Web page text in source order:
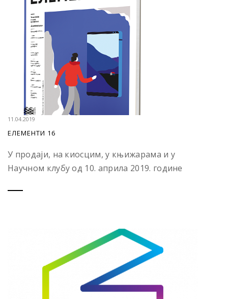
11.04.2019
ЕЛЕМЕНТИ 16
У продаји, на киосцим, у књижарама и у
Научном клубу од 10. априла 2019. године